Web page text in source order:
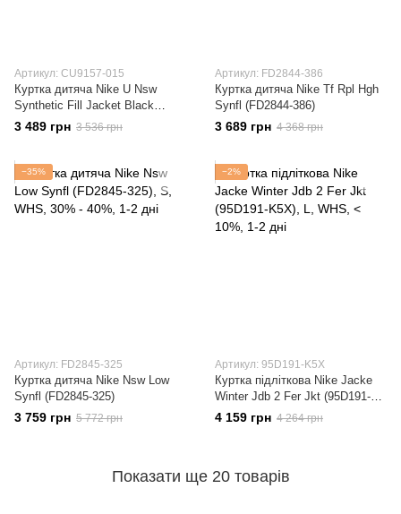
Артикул: CU9157-015
Куртка дитяча Nike U Nsw
Synthetic Fill Jacket Black
(CU9157-015)
3 489 грн 3 536 грн
Артикул: FD2844-386
Куртка дитяча Nike Tf Rpl Hgh
Synfl (FD2844-386)
3 689 грн 4 368 грн
−35%
Артикул: FD2845-325
Куртка дитяча Nike Nsw Low
Synfl (FD2845-325)
3 759 грн 5 772 грн
−2%
Артикул: 95D191-K5X
Куртка підліткова Nike Jacke
Winter Jdb 2 Fer Jkt (95D191-
K5X)
4 159 грн 4 264 грн
Показати ще 20 товарів